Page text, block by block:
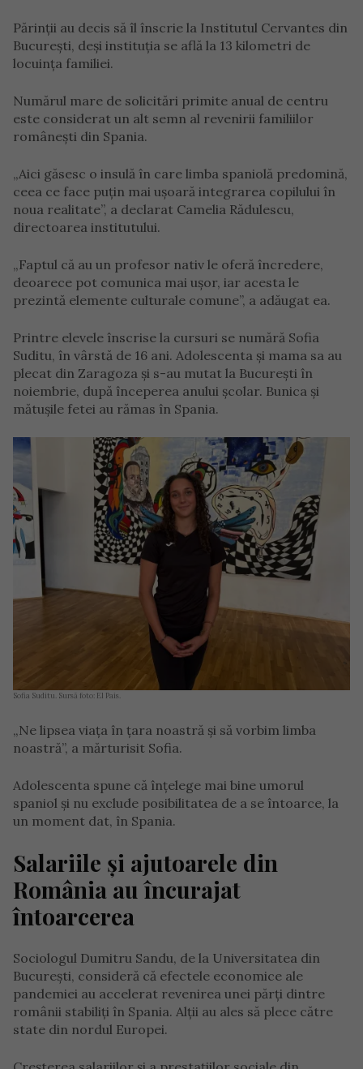
Părinții au decis să îl înscrie la Institutul Cervantes din
București, deși instituția se află la 13 kilometri de
locuința familiei.
Numărul mare de solicitări primite anual de centru
este considerat un alt semn al revenirii familiilor
românești din Spania.
„Aici găsesc o insulă în care limba spaniolă predomină,
ceea ce face puțin mai ușoară integrarea copilului în
noua realitate”, a declarat Camelia Rădulescu,
directoarea institutului.
„Faptul că au un profesor nativ le oferă încredere,
deoarece pot comunica mai ușor, iar acesta le
prezintă elemente culturale comune”, a adăugat ea.
Printre elevele înscrise la cursuri se numără Sofia
Suditu, în vârstă de 16 ani. Adolescenta și mama sa au
plecat din Zaragoza și s-au mutat la București în
noiembrie, după începerea anului școlar. Bunica și
mătușile fetei au rămas în Spania.
Sofia Suditu. Sursă foto: El Pais.
„Ne lipsea viața în țara noastră și să vorbim limba
noastră”, a mărturisit Sofia.
Adolescenta spune că înțelege mai bine umorul
spaniol și nu exclude posibilitatea de a se întoarce, la
un moment dat, în Spania.
Salariile și ajutoarele din
România au încurajat
întoarcerea
Sociologul Dumitru Sandu, de la Universitatea din
București, consideră că efectele economice ale
pandemiei au accelerat revenirea unei părți dintre
românii stabiliți în Spania. Alții au ales să plece către
state din nordul Europei.